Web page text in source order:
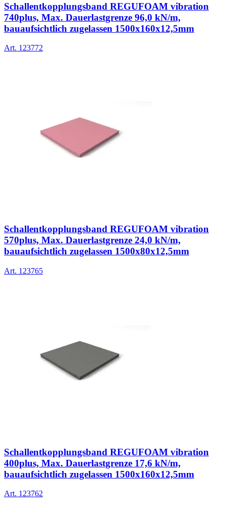
Schallentkopplungsband REGUFOAM vibration
740plus, Max. Dauerlastgrenze 96,0 kN/m,
bauaufsichtlich zugelassen 1500x160x12,5mm
Art. 123772
Schallentkopplungsband REGUFOAM vibration
570plus, Max. Dauerlastgrenze 24,0 kN/m,
bauaufsichtlich zugelassen 1500x80x12,5mm
Art. 123765
Schallentkopplungsband REGUFOAM vibration
400plus, Max. Dauerlastgrenze 17,6 kN/m,
bauaufsichtlich zugelassen 1500x160x12,5mm
Art. 123762